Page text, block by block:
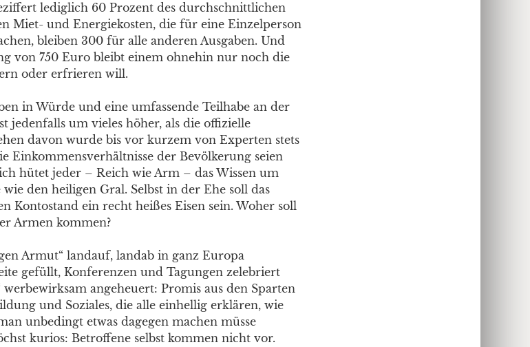
lediglich 60 Prozent des durchschnittlichen
Miet- und Energiekosten, die für eine Einzelperson
bleiben 300 für alle anderen Ausgaben. Und
von 750 Euro bleibt einem ohnehin nur noch die
oder erfrieren will.
in Würde und eine umfassende Teilhabe an der
jedenfalls um vieles höher, als die offizielle
davon wurde bis vor kurzem von Experten stets
Einkommensverhältnisse der Bevölkerung seien
hütet jeder – Reich wie Arm – das Wissen um
den heiligen Gral. Selbst in der Ehe soll das
Kontostand ein recht heißes Eisen sein. Woher soll
Armen kommen?
Armut“ landauf, landab in ganz Europa
gefüllt, Konferenzen und Tagungen zelebriert
werbewirksam angeheuert: Promis aus den Sparten
und Soziales, die alle einhellig erklären, wie
unbedingt etwas dagegen machen müsse
kurios: Betroffene selbst kommen nicht vor.